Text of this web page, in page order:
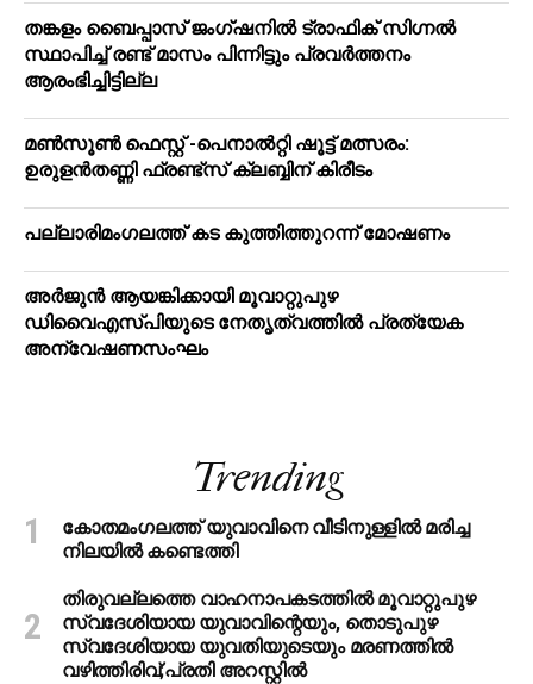
തങ്കളം ബൈപ്പാസ് ജംഗ്ഷനിൽ ട്രാഫിക് സിഗ്നല്‍
സ്ഥാപിച്ച് രണ്ട് മാസം പിന്നിട്ടും പ്രവർത്തനം
ആരംഭിച്ചിട്ടില്ല
മൺസൂൺ ഫെസ്റ്റ് -പെനാൽറ്റി ഷൂട്ട് മത്സരം:
ഉരുളൻതണ്ണി ഫ്രണ്ട്സ് ക്ലബ്ബിന് കിരീടം
പ​ല്ലാ​രി​മം​ഗ​ല​ത്ത് ക​ട കു​ത്തി​ത്തുറ​ന്ന് മോ​ഷ​ണം
അര്‍ജുന്‍ ആയങ്കിക്കായി മൂവാറ്റുപുഴ
ഡിവൈഎസ്പിയുടെ നേതൃത്വത്തില്‍ പ്രത്യേക
അന്വേഷണസംഘം
Trending
കോതമംഗലത്ത് യുവാവിനെ വീടിനുള്ളിൽ മരിച്ച
നിലയിൽ കണ്ടെത്തി
തിരുവല്ലത്തെ വാഹനാപകടത്തില്‍ മൂവാറ്റുപുഴ
സ്വദേശിയായ യുവാവിന്റെയും, തൊടുപുഴ
സ്വദേശിയായ യുവതിയുടെയും മരണത്തില്‍
വഴിത്തിരിവ്;പ്രതി അറസ്റ്റില്‍